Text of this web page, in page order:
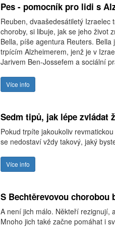
Pes - pomocník pro lidi s
Reuben, dvaašedesátiletý
choroby, si libuje, jak se jeho život
Bella, píše agentura Reuters.
trpícím Alzheimerem, jenž je v
Jarivem Ben-Jossefem a sociální
Více info
Sedm tipů, jak lépe zvládat
Pokud trpíte jakoukoliv
se nedostaví vždy takový, jaký
Více info
S Bechtěrevovou
A není jich málo. Někteří rezignují,
Mnoho jich také začne pomáhat i